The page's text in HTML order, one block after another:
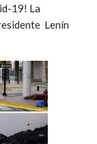
19! La
Lenín